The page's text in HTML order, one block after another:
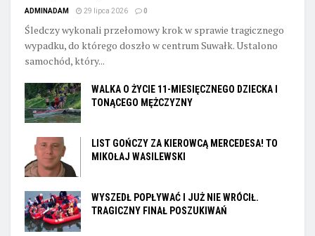
ADMINADAM 29 lipca 2026 0
Śledczy wykonali przełomowy krok w sprawie tragicznego
wypadku, do którego doszło w centrum Suwałk. Ustalono
samochód, który...
WALKA O ŻYCIE 11-MIESIĘCZNEGO DZIECKA I
TONĄCEGO MĘŻCZYZNY
LIST GOŃCZY ZA KIEROWCĄ MERCEDESA! TO
MIKOŁAJ WASILEWSKI
WYSZEDŁ POPŁYWAĆ I JUŻ NIE WRÓCIŁ.
TRAGICZNY FINAŁ POSZUKIWAŃ